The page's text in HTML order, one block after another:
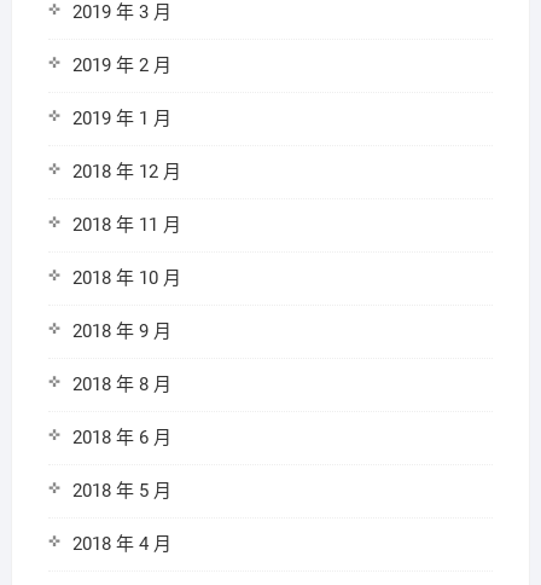
2019 年 3 月
2019 年 2 月
2019 年 1 月
2018 年 12 月
2018 年 11 月
2018 年 10 月
2018 年 9 月
2018 年 8 月
2018 年 6 月
2018 年 5 月
2018 年 4 月